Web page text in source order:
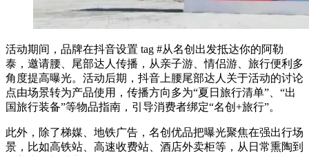
活动期间，品牌在抖音设置 tag #从名创出发抵达你的阿勒
泰，邀请腰、尾部达人传播，从亲子游、情侣游、旅行便利多
角度提高曝光。活动后期，抖音上腰尾部达人关于活动的讨论
点由场景转为产品使用，传播方向多为“夏日旅行清单”、“出
国旅行装备”等物品指南，引导消费者绑定“名创+旅行”。
此外，除了梯媒、地铁广告，名创优品把曝光聚焦在强出行场
景，比如高铁站、高速收费站、酒店外卖柜等，从日常熏陶到